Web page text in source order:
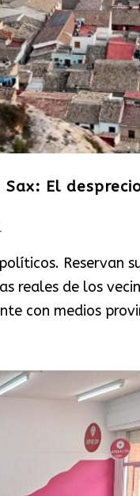
El
Reservan
reales de los
con medios